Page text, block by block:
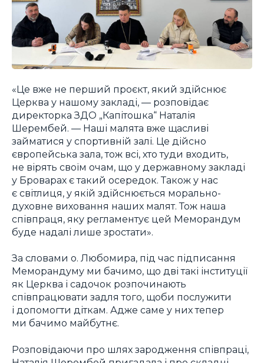
«Це вже не перший проєкт, який здійснює
Церква у нашому закладі, — розповідає
директорка ЗДО „Капітошка“ Наталія
Шерембей. — Наші малята вже щасливі
займатися у спортивній залі. Це дійсно
європейська зала, тож всі, хто туди входить,
не вірять своїм очам, що у державному закладі
у Броварах є такий осередок. Також у нас
є світлиця, у якій здійснюється морально-
духовне виховання наших малят. Тож наша
співпраця, яку регламентує цей Меморандум
буде надалі лише зростати».
За словами о. Любомира, під час підписання
Меморандуму ми бачимо, що дві такі інституції
як Церква і садочок розпочинають
співпрацювати задля того, щоби послужити
і допомогти діткам. Адже саме у них тепер
ми бачимо майбутнє.
Розповідаючи про шлях зародження співпраці,